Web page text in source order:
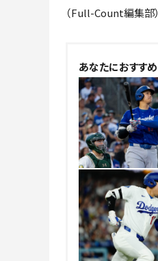
（Full-Count編集部）
あなたにおすすめ